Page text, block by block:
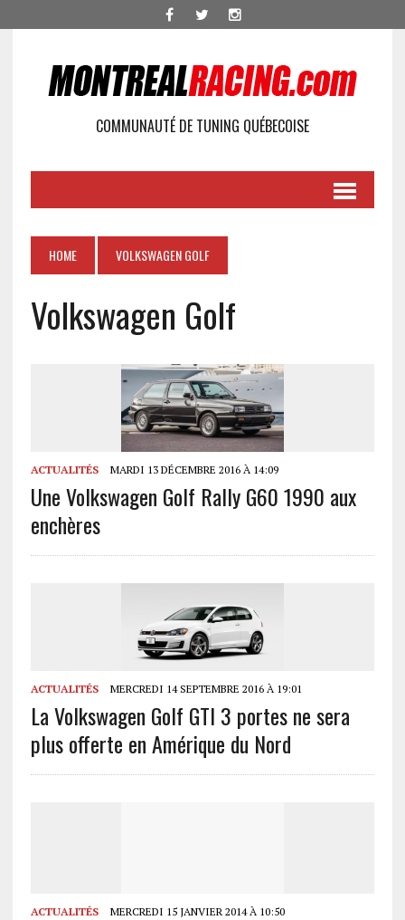
COMMUNAUTÉ DE TUNING QUÉBECOISE
HOME VOLKSWAGEN GOLF
Volkswagen Golf
ACTUALITÉS MARDI 13 DÉCEMBRE 2016 À 14:09
Une Volkswagen Golf Rally G60 1990 aux
enchères
ACTUALITÉS MERCREDI 14 SEPTEMBRE 2016 À 19:01
La Volkswagen Golf GTI 3 portes ne sera
plus offerte en Amérique du Nord
ACTUALITÉS MERCREDI 15 JANVIER 2014 À 10:50